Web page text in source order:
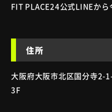
FIT PLACE24公式LINEから
住所
大阪府大阪市北区国分寺2-
3F